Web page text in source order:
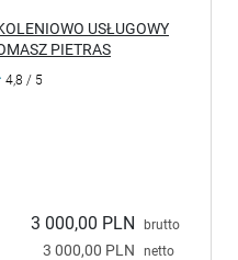
USŁUGOWY
PIETRAS
4,8 / 5
3 000,00 PLN brutto
3 000,00 PLN netto